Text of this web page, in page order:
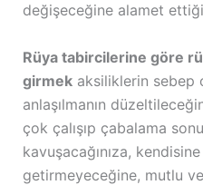
değişeceğine alamet
Rüya tabircilerine göre
girmekaksiliklerin sebep
anlaşılmanın
çok çalışıp çabalama
kavuşacağınıza,
getirmeyeceğine, mutlu